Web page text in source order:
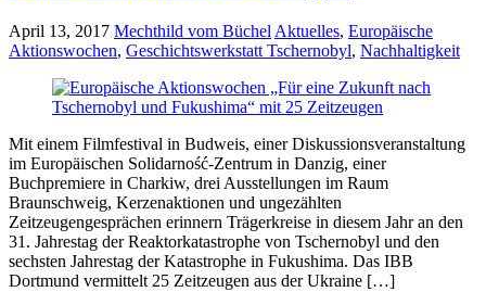
April 13, 2017 Mechthild vom Büchel Aktuelles, Europäische
Aktionswochen, Geschichtswerkstatt Tschernobyl, Nachhaltigkeit
Mit einem Filmfestival in Budweis, einer Diskussionsveranstaltung
im Europäischen Solidarność-Zentrum in Danzig, einer
Buchpremiere in Charkiw, drei Ausstellungen im Raum
Braunschweig, Kerzenaktionen und ungezählten
Zeitzeugengesprächen erinnern Trägerkreise in diesem Jahr an den
31. Jahrestag der Reaktorkatastrophe von Tschernobyl und den
sechsten Jahrestag der Katastrophe in Fukushima. Das IBB
Dortmund vermittelt 25 Zeitzeugen aus der Ukraine […]